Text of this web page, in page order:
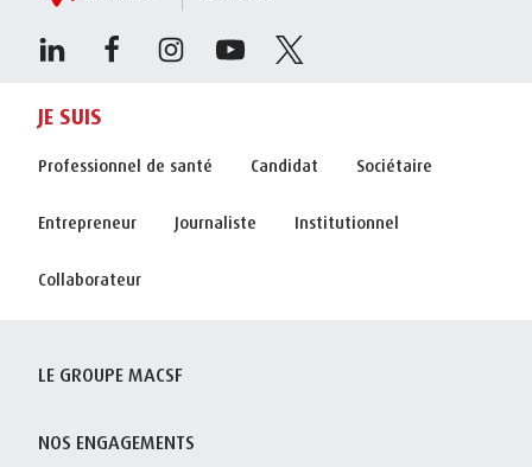
JE SUIS
Professionnel de santé Candidat Sociétaire
Entrepreneur Journaliste Institutionnel
Collaborateur
LE GROUPE MACSF
NOS ENGAGEMENTS